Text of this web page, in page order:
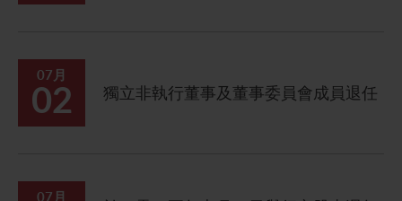
07月
02 獨立非執行董事及董事委員會成員退任
07月